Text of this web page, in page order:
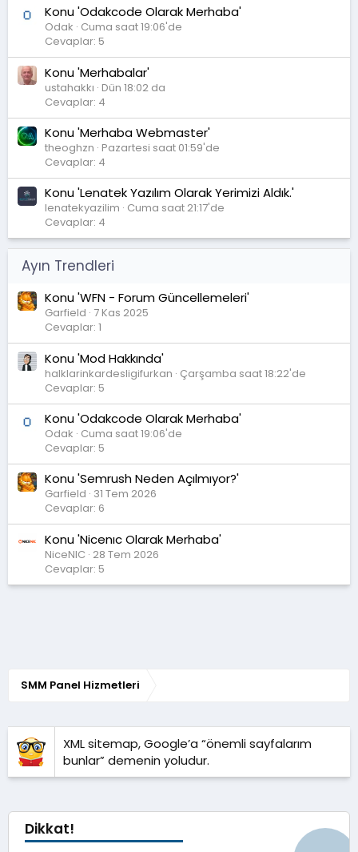
Konu 'Odakcode Olarak Merhaba'
Odak Cuma saat 19:06'de
Cevaplar: 5
Konu 'Merhabalar'
ustahakkı Dün 18:02 da
Cevaplar: 4
Konu 'Merhaba Webmaster'
theoghzn Pazartesi saat 01:59'de
Cevaplar: 4
Konu 'Lenatek Yazılım Olarak Yerimizi Aldık.'
lenatekyazilim Cuma saat 21:17'de
Cevaplar: 4
Ayın Trendleri
Konu 'WFN - Forum Güncellemeleri'
Garfield 7 Kas 2025
Cevaplar: 1
Konu 'Mod Hakkında'
halklarinkardesligifurkan Çarşamba saat 18:22'de
Cevaplar: 5
Konu 'Odakcode Olarak Merhaba'
Odak Cuma saat 19:06'de
Cevaplar: 5
Konu 'Semrush Neden Açılmıyor?'
Garfield 31 Tem 2026
Cevaplar: 6
Konu 'Nicenıc Olarak Merhaba'
NiceNIC 28 Tem 2026
Cevaplar: 5
SMM Panel Hizmetleri
XML sitemap, Google’a “önemli sayfalarım
bunlar” demenin yoludur.
Dikkat!